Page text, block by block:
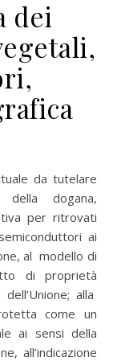
dei
dogana,
per ritrovati
ai
al modello di
di proprietà
alla
come un
ai sensi della
all’indicazione